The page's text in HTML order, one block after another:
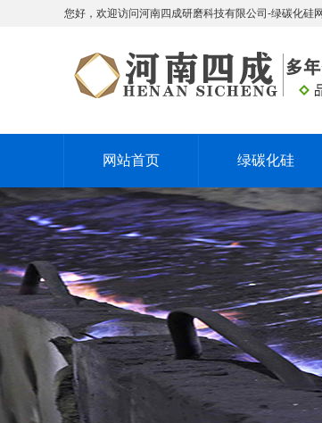
您好，欢迎访问河南四成研磨科技有限公司-绿碳化硅
网站首页 绿碳化硅